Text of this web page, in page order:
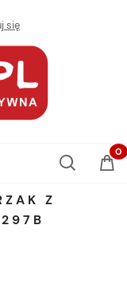
się
Z